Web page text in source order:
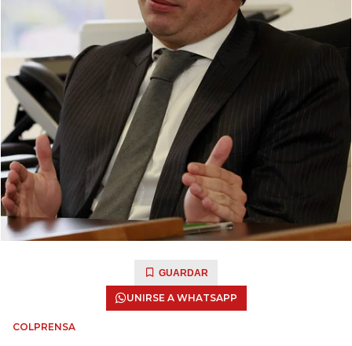
GUARDAR
UNIRSE A WHATSAPP
COLPRENSA